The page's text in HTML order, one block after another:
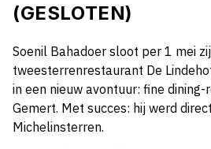
(GESLOTEN)
Soenil Bahadoer sloot per 1 mei
tweesterrenrestaurant De
in een nieuw avontuur: fine
Gemert. Met succes: hij werd
Michelinsterren.